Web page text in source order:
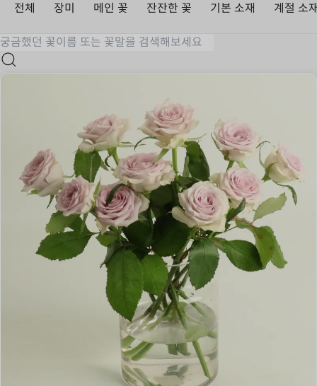
전체 장미 메인 꽃 잔잔한 꽃 기본 소재 계절 소